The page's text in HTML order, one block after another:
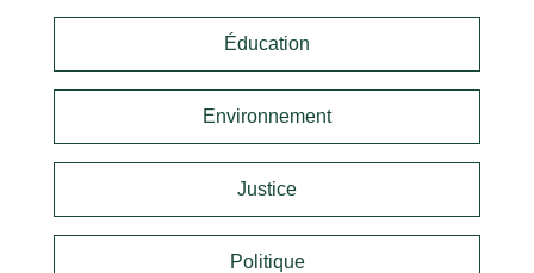
Éducation
Environnement
Justice
Politique